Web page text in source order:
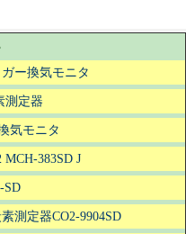
ー換気モニタ
測定器
気モニタ
383SD J
SD
測定器CO2-9904SD